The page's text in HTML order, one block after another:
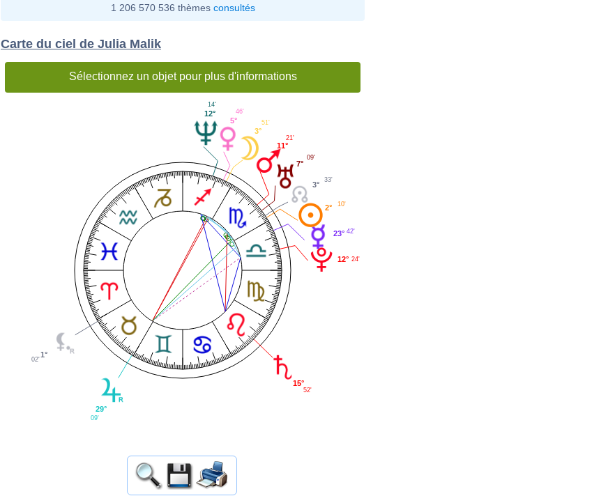
1 206 570 536 thèmes consultés
Carte du ciel de Julia Malik
Sélectionnez un objet pour plus d'informations
12° 24'
23° 42'
2° 10'
3°
33'
7°
09'
11°
21'
3°
51'
5°
46'
12°
14'
1°
02'
29°
09'
15°
52'